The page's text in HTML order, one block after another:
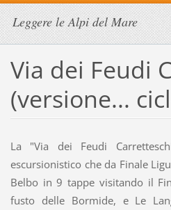
Leggere le Alpi del Mare
Via dei Feudi
(versione...
La "Via dei Feudi
escursionistico che da Finale
Belbo in 9 tappe visitando il
fusto delle Bormide, e Le